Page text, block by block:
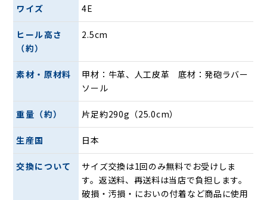
かかと部分が少し高くなっていて、内生地の滑りが良いため
「靴ベラ無し」でもサッと履いていただける仕様になってい
ます。靴を脱ぎ履きする際に、かがまずに履けるため腰や膝
への負担が少なく、外出や帰宅時の動作がスムーズで時短に
なるのもうれしいポイントです。
ワイズ 4E
ヒール高さ
（約）
2.5cm
素材・原材料
甲材：牛革、人工皮革 底材：発砲ラバー
ソール
重量（約） 片足約290g（25.0cm）
生産国 日本
交換について
サイズ交換は1回のみ無料でお受けしま
す。返送料、再送料は当店で負担します。
破損・汚損・においの付着など商品に使用